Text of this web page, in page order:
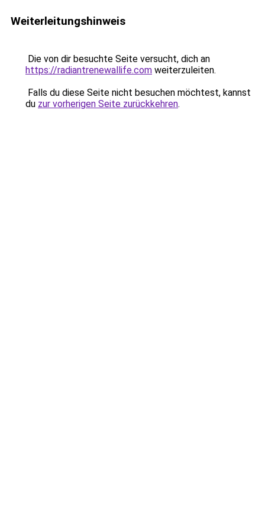
Weiterleitungshinweis
Die von dir besuchte Seite versucht, dich an
https://radiantrenewallife.com weiterzuleiten.
Falls du diese Seite nicht besuchen möchtest, kannst
du zur vorherigen Seite zurückkehren.